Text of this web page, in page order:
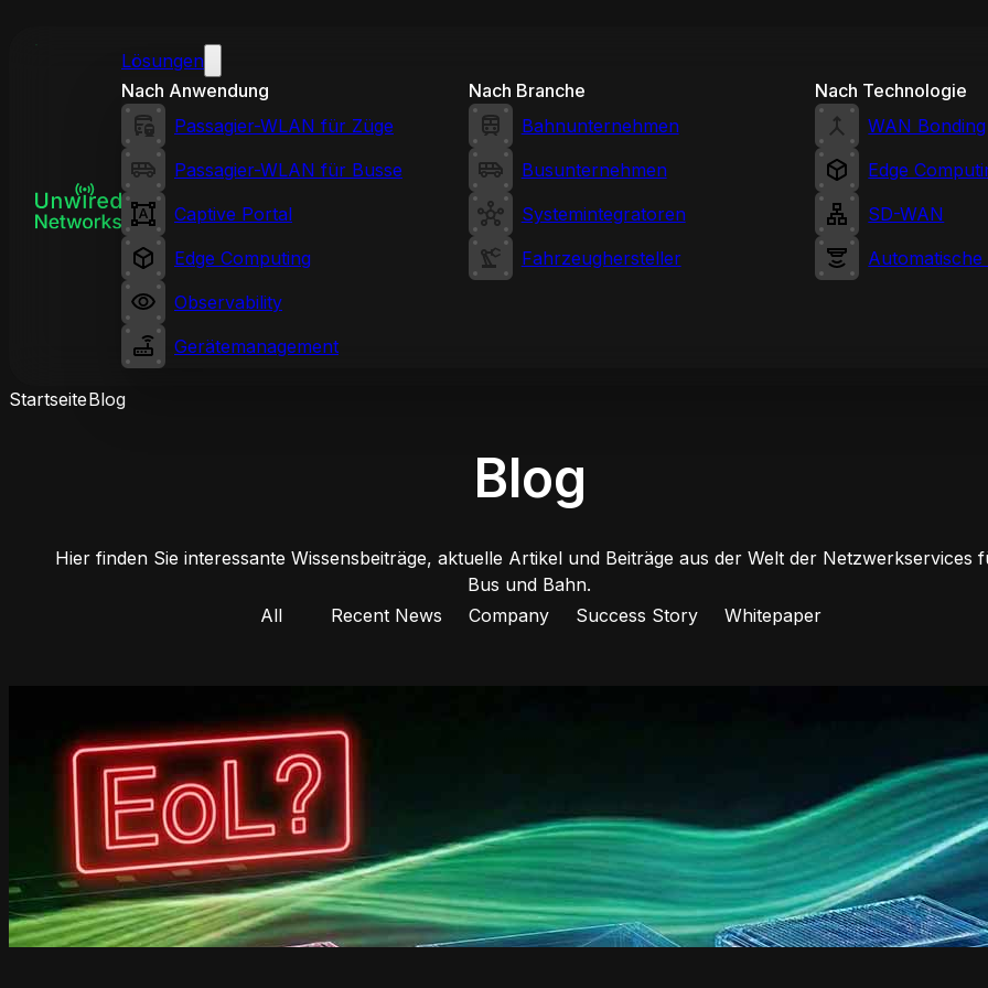
Lösungen
Nach Anwendung
Passagier-WLAN für Züge
Passagier-WLAN für Busse
Captive Portal
Edge Computing
Observability
Gerätemanagement
Nach Branche
Bahnunternehmen
Busunternehmen
Systemintegratoren
Fahrzeughersteller
Nach Technologie
WAN Bonding
Edge
SD-WAN
StartseiteBlog
Blog
Hier finden Sie interessante Wissensbeiträge, aktuelle Artikel und Beiträge aus der Welt der Netzwerkservices
Bus und Bahn.
All
Recent News Company Success Story Whitepaper